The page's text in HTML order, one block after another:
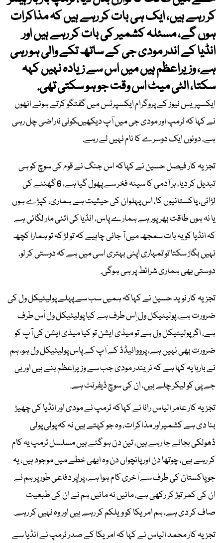
کر رہے ہیں، ایک ہی بات کر رہے ہیں کہ مذاکرات
ہوں گے، مسئلہ کشمیر کی بات کر رہے ہیں اور
انڈیا کے اندر مودی جی کے ساتھ تکے والی ہو رہی
ہے، وزیراعظم ہیں میں اس سے زیادہ نہیں کہہ
سکتا، الٹی میٹ اس وقت جو ہو سکتی تھی.
ایکسپریس نیوز کے پروگرام ایکسپرٹس میں گفتگو کرتے ہوئے انھوں
نے کہا کہ ٹرمپ اور مودی جی میں آپ دیکھیںکوئی ناراضی چل رہی
ہے، دونوں ایک دوسرے کا نام نہیں لے رہے.
تجزیہ کار فیصل حسین نے کہاکہ اس جنگ نے قوم کی سوچ کو ہی
تبدیل کر دیا، ہر آدمی کا سینہ فخر سے پھول گیا ہے، 6 گھنٹے کی
لڑائی، پاکستانیوں کا، اس پہلوان کی حیثیت ہے ہماری، کپڑے ہوں
یا نہ ہوں طاقت بھرپور ہے ہمارے پاس، انڈیا کی اتنی مار لگائی ہے
کہ انڈیا کو یہ بات سمجھ میں آ جانی چاہیے کہ تو لڑ کہ تو ہمارا کچھ
نہیں بگاڑ سکتا تو تمہاری اپنی بہتری اسی میں ہے کہ دوستی کر لو،
دوستی بھی ہماری شرائط پر ہی ہوگی.
تجزیہ کار نوید حسین نے کہاکہ ہمیں سب سے پہلے پولیٹیکل ول کی
ضرورت ہے، پولیٹیکل ول اِس طرف ہے کیا پولیٹیکل ول اْس طرف
ہے، اگر پولیٹیکل ول ہے تو میڈی ایشن تو کیا میڈی ایشن کی آپ کو
ضرورت بھی نہیں ہے، پرووائیڈڈ کے آپ کے پاس پولیٹیکل ول ہو، ہم
نے بارہا یہ کہا ہے کہ نریندر مودی جب سے وزیراعظم بنے ہیں اور بی
جے پی کو لیکر چلے ہیں، ان کی سوچ ڈیفرنٹ ہے.
تجزیہ کار عامر الیاس رانا نے کہاکہ ٹرمپ نے مودی اور انڈیا کی چھیڑ
بنا دی ہے کشمیراور مذاکرات، وہ جو کہتے ہیں نہ کہ پولی پولی
ڈھولکی بجائے جا رہے ہیں، تین دن ہو گئے ہیں مسلسل ٹرمپ یہ کام
کر رہے ہیں، چوتھا دن اور پانچواں دن وہ ابھی خطے میں موجود ہیں، یہ
جو پاکستان کی طرف سے آخری کام ہوا ہے، پراپر دفاعی طور پر ہم نے
ان کی کمر توڑ کر رکھی ہے، مانیں نہ مانیں ہم نے ان کی طبعیت
صاف کر دی ہے، ہم امریکا کو ویلکم کر رہے ہیں اور وہ نہیں کر رہے.
تجزیہ کار محمد الیاس نے کہا کہ امریکا کے صدر ٹرمپ نے انڈیا سے